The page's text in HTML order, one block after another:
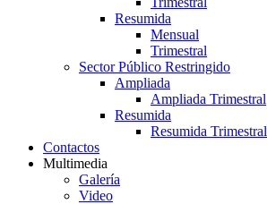
Resumida
Mensual
Trimestral
Sector Público Restringido
Ampliada
Ampliada Trimestral
Resumida
Resumida Trimestral
Contactos
Multimedia
Galería
Video